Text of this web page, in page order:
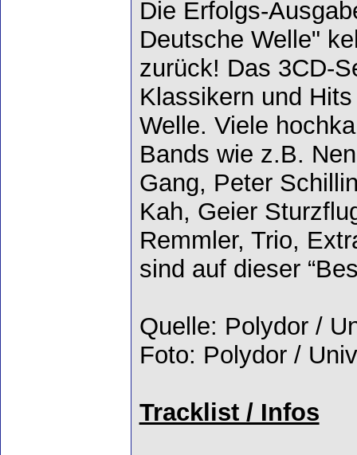
Die Erfolgs-
Deutsche Welle"
zurück! Das 3CD-
Klassikern und
Welle. Viele
Bands wie z.B.
Gang, Peter
Kah, Geier
Remmler, Trio,
sind auf dieser
Quelle: Polydor /
Foto: Polydor /
Tracklist / Infos